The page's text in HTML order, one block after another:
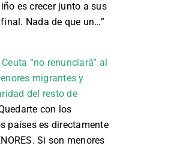
es crecer junto a sus
Nada de que un…”
Ceuta “no renunciará” al
migrantes y
del resto de
con los
países es directamente
Si son menores